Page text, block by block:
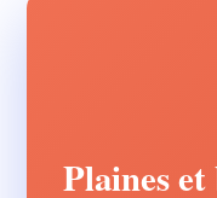
Plaines et